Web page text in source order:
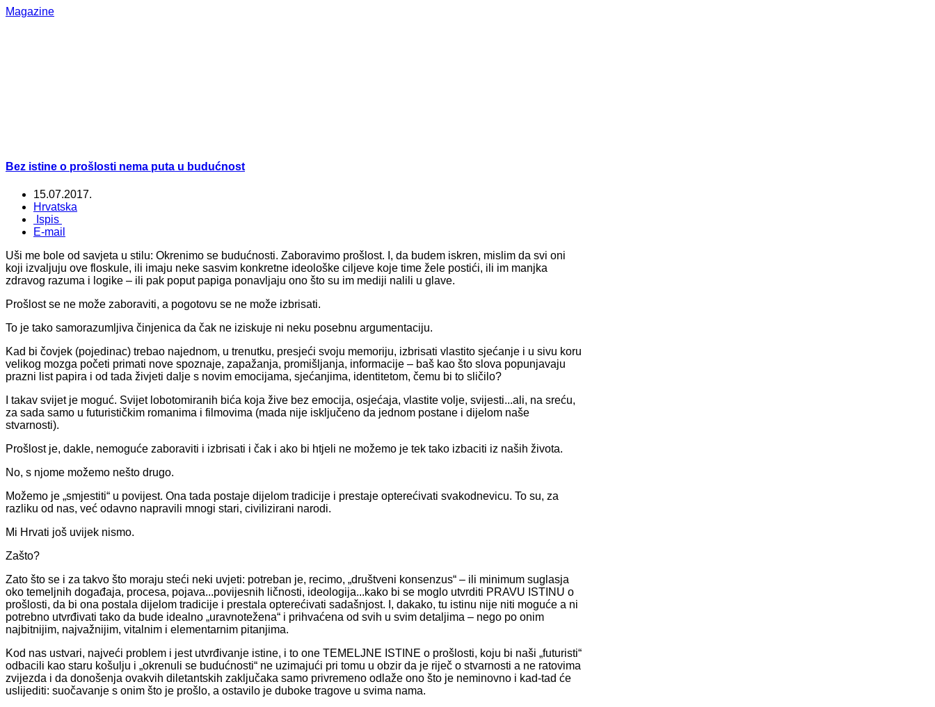
Magazine
Bez istine o prošlosti nema puta u budućnost
15.07.2017.
Hrvatska
Ispis
E-mail
Uši me bole od savjeta u stilu: Okrenimo se budućnosti. Zaboravimo prošlost. I, da budem iskren, mislim da svi oni
koji izvaljuju ove floskule, ili imaju neke sasvim konkretne ideološke ciljeve koje time žele postići, ili im manjka
zdravog razuma i logike – ili pak poput papiga ponavljaju ono što su im mediji nalili u glave.
Prošlost se ne može zaboraviti, a pogotovu se ne može izbrisati.
To je tako samorazumljiva činjenica da čak ne iziskuje ni neku posebnu argumentaciju.
Kad bi čovjek (pojedinac) trebao najednom, u trenutku, presjeći svoju memoriju, izbrisati vlastito sjećanje i u sivu koru
velikog mozga početi primati nove spoznaje, zapažanja, promišljanja, informacije – baš kao što slova popunjavaju
prazni list papira i od tada živjeti dalje s novim emocijama, sjećanjima, identitetom, čemu bi to sličilo?
I takav svijet je moguć. Svijet lobotomiranih bića koja žive bez emocija, osjećaja, vlastite volje, svijesti...ali, na sreću,
za sada samo u futurističkim romanima i filmovima (mada nije isključeno da jednom postane i dijelom naše
stvarnosti).
Prošlost je, dakle, nemoguće zaboraviti i izbrisati i čak i ako bi htjeli ne možemo je tek tako izbaciti iz naših života.
No, s njome možemo nešto drugo.
Možemo je „smjestiti“ u povijest. Ona tada postaje dijelom tradicije i prestaje opterećivati svakodnevicu. To su, za
razliku od nas, već odavno napravili mnogi stari, civilizirani narodi.
Mi Hrvati još uvijek nismo.
Zašto?
Zato što se i za takvo što moraju steći neki uvjeti: potreban je, recimo, „društveni konsenzus“ – ili minimum suglasja
oko temeljnih događaja, procesa, pojava...povijesnih ličnosti, ideologija...kako bi se moglo utvrditi PRAVU ISTINU o
prošlosti, da bi ona postala dijelom tradicije i prestala opterećivati sadašnjost. I, dakako, tu istinu nije niti moguće a ni
potrebno utvrđivati tako da bude idealno „uravnotežena“ i prihvaćena od svih u svim detaljima – nego po onim
najbitnijim, najvažnijim, vitalnim i elementarnim pitanjima.
Kod nas ustvari, najveći problem i jest utvrđivanje istine, i to one TEMELJNE ISTINE o prošlosti, koju bi naši „futuristi“
odbacili kao staru košulju i „okrenuli se budućnosti“ ne uzimajući pri tomu u obzir da je riječ o stvarnosti a ne ratovima
zvijezda i da donošenja ovakvih diletantskih zaključaka samo privremeno odlaže ono što je neminovno i kad-tad će
uslijediti: suočavanje s onim što je prošlo, a ostavilo je duboke tragove u svima nama.